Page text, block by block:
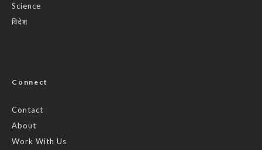
Science
विदेश
Connect
Contact
About
Work With Us